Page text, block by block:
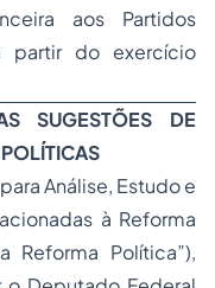
aos Partidos
partir do exercício
SUGESTÕES DE
Análise, Estudo e
à Reforma
Reforma Política”),